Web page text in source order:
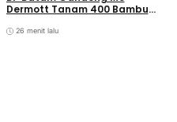
Dermott Tanam 400 Bambu
Nongsa
26 menit lalu